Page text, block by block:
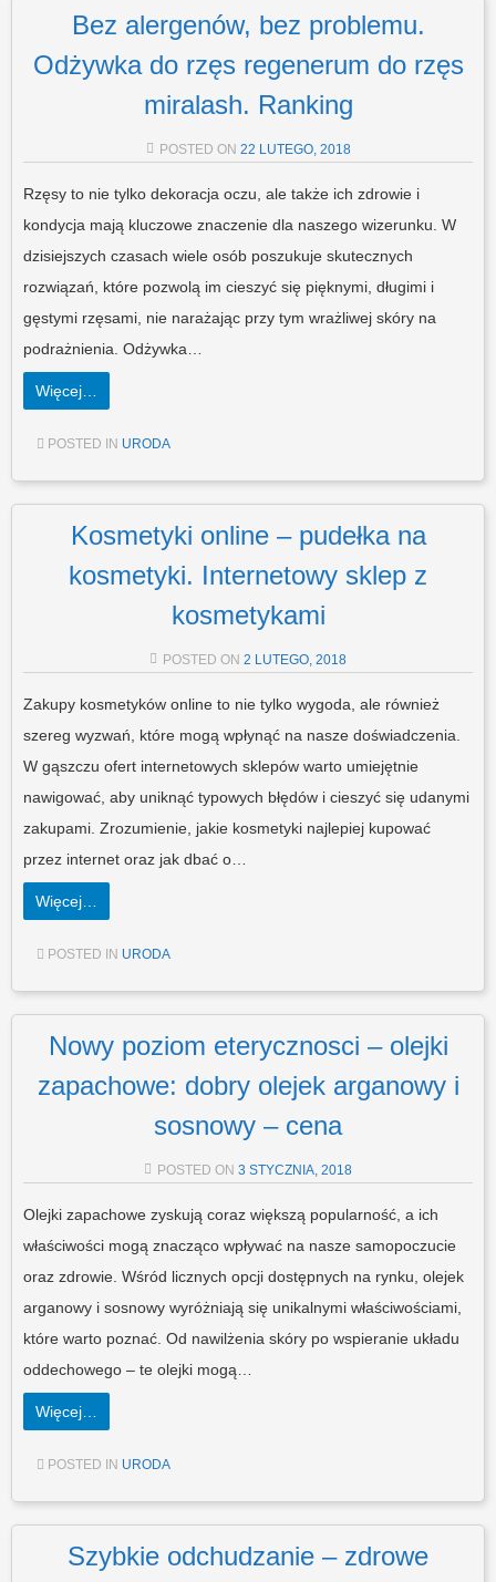
Bez alergenów, bez problemu.
Odżywka do rzęs regenerum do rzęs
miralash. Ranking
POSTED ON 22 LUTEGO, 2018
Rzęsy to nie tylko dekoracja oczu, ale także ich zdrowie i
kondycja mają kluczowe znaczenie dla naszego wizerunku. W
dzisiejszych czasach wiele osób poszukuje skutecznych
rozwiązań, które pozwolą im cieszyć się pięknymi, długimi i
gęstymi rzęsami, nie narażając przy tym wrażliwej skóry na
podrażnienia. Odżywka…
Więcej…
POSTED IN URODA
Kosmetyki online – pudełka na
kosmetyki. Internetowy sklep z
kosmetykami
POSTED ON 2 LUTEGO, 2018
Zakupy kosmetyków online to nie tylko wygoda, ale również
szereg wyzwań, które mogą wpłynąć na nasze doświadczenia.
W gąszczu ofert internetowych sklepów warto umiejętnie
nawigować, aby uniknąć typowych błędów i cieszyć się udanymi
zakupami. Zrozumienie, jakie kosmetyki najlepiej kupować
przez internet oraz jak dbać o…
Więcej…
POSTED IN URODA
Nowy poziom eterycznosci – olejki
zapachowe: dobry olejek arganowy i
sosnowy – cena
POSTED ON 3 STYCZNIA, 2018
Olejki zapachowe zyskują coraz większą popularność, a ich
właściwości mogą znacząco wpływać na nasze samopoczucie
oraz zdrowie. Wśród licznych opcji dostępnych na rynku, olejek
arganowy i sosnowy wyróżniają się unikalnymi właściwościami,
które warto poznać. Od nawilżenia skóry po wspieranie układu
oddechowego – te olejki mogą…
Więcej…
POSTED IN URODA
Szybkie odchudzanie – zdrowe